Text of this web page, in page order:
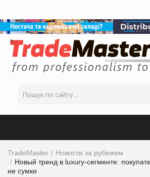
TradeMaster
Новости за рубежем
Новый тренд в luxury-сегменте:
не сумки